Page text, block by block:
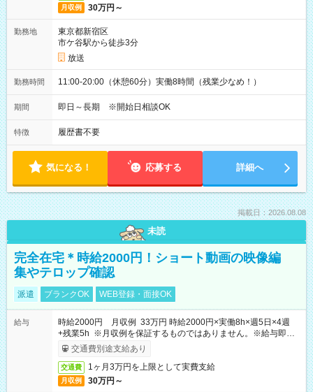
月収例 30万円～
勤務地
東京都新宿区
市ケ谷駅から徒歩3分
放送
勤務時間 11:00-20:00（休憩60分）実働8時間（残業少なめ！）
期間 即日～長期 ※開始日相談OK
特徴 履歴書不要
気になる！ 応募する 詳細へ
掲載日：2026.08.08
未読
完全在宅＊時給2000円！ショート動画の映像編
集やテロップ確認
派遣 ブランクOK WEB登録・面接OK
給与
時給2000円 月収例 33万円 時給2000円×実働8h×週5日×4週
+残業5h ※月収例を保証するものではありません。※給与即受
取りサービス利用可（利用条件有）
交通費別途支給あり
交通費 1ヶ月3万円を上限として実費支給
月収例 30万円～